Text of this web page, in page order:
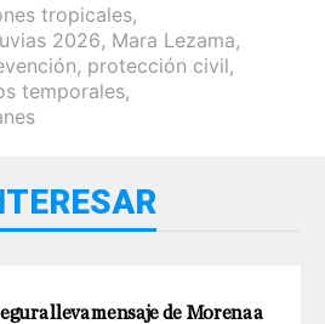
tropicales,
2026, Mara Lezama,
, protección civil,
temporales,
lleva mensaje de Morena a